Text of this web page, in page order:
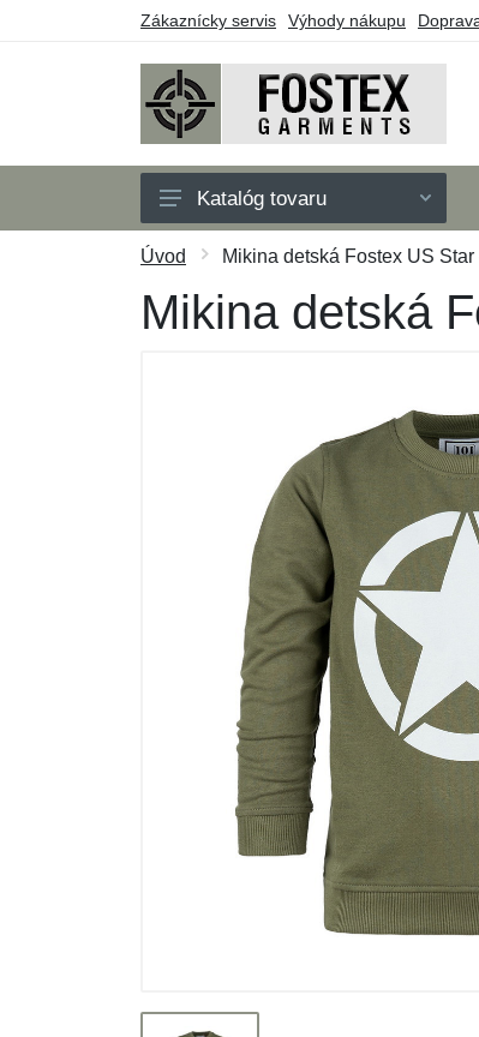
Zákaznícky servis Výhody nákupu
Pánske
Detské
Taktické vybavenie
Darčekové poukazy
Katalóg tovaru
Úvod Mikina detská Fostex US Star
Mikina detská